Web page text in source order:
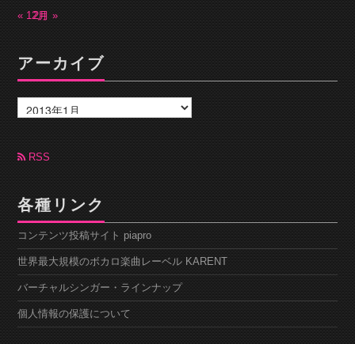
« 12月2月 »
アーカイブ
ー
カ
ブ RSS
各種リンク
コンテンツ投稿サイト piapro
世界最大規模のボカロ楽曲レーベル KARENT
バーチャルシンガー・ラインナップ
個人情報の保護について